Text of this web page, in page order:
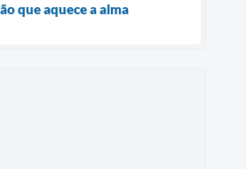
que aquece a alma